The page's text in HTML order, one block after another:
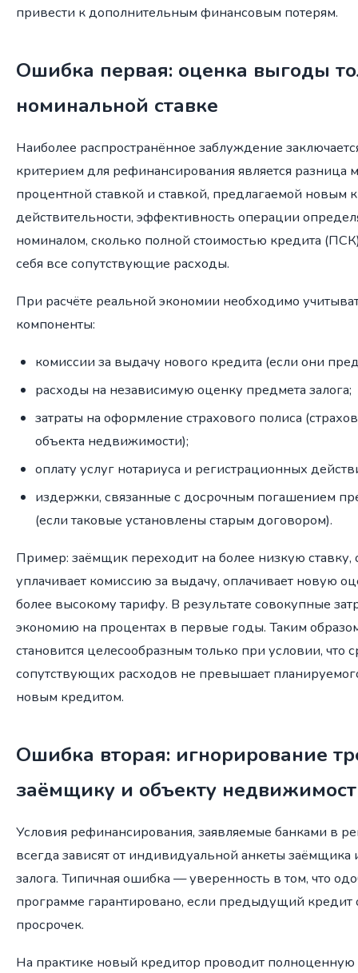
привести к дополнительным финансовым потерям.
Ошибка первая: оценка выгоды
номинальной ставке
Наиболее распространённое заблуждение
критерием для рефинансирования является
процентной ставкой и ставкой, предлагаемой новым
действительности, эффективность операции
номиналом, сколько полной стоимостью кредита
себя все сопутствующие расходы.
При расчёте реальной экономии необходимо
компоненты:
комиссии за выдачу нового кредита (если они
расходы на независимую оценку предмета залога;
затраты на оформление страхового полиса
объекта недвижимости);
оплату услуг нотариуса и регистрационных
издержки, связанные с досрочным погашением
(если таковые установлены старым договором).
Пример: заёмщик переходит на более низкую ставку,
уплачивает комиссию за выдачу, оплачивает новую
более высокому тарифу. В результате совокупные
экономию на процентах в первые годы. Таким
становится целесообразным только при условии, что
сопутствующих расходов не превышает
новым кредитом.
Ошибка вторая: игнорирование
заёмщику и объекту
Условия рефинансирования, заявляемые банками в
всегда зависят от индивидуальной анкеты заёмщика
залога. Типичная ошибка — уверенность в том, что
программе гарантировано, если предыдущий кредит
просрочек.
На практике новый кредитор проводит